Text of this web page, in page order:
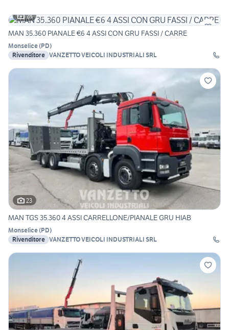
28
MAN 35.360 PIANALE €6 4 ASSI CON GRU FASSI / CARRE
Monselice(PD)
Rivenditore VANZETTO VEICOLI INDUSTRIALI SRL
23
MAN TGS 35.360 4 ASSI CARRELLONE/PIANALE GRU HIAB
Monselice(PD)
Rivenditore VANZETTO VEICOLI INDUSTRIALI SRL